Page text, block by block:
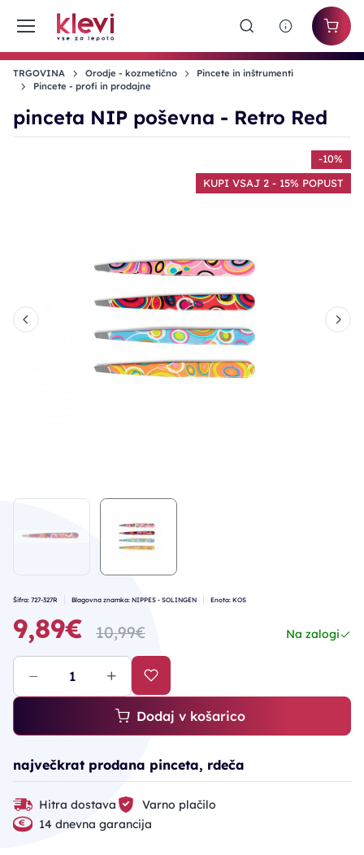
TRGOVINA Orodje - kozmetično
Pincete in inštrumenti
Pincete - profi in prodajne
pinceta NIP poševna - Retro Red
-10%
KUPI VSAJ 2 - 15% POPUST
Šifra: 727-327R Blagovna znamka: NIPPES - SOLINGEN Enota: KOS
9,89€ 10,99€ Na zalogi
Dodaj v košarico
največkrat prodana pinceta, rdeča
Hitra dostava
Varno plačilo
14 dnevna garancija